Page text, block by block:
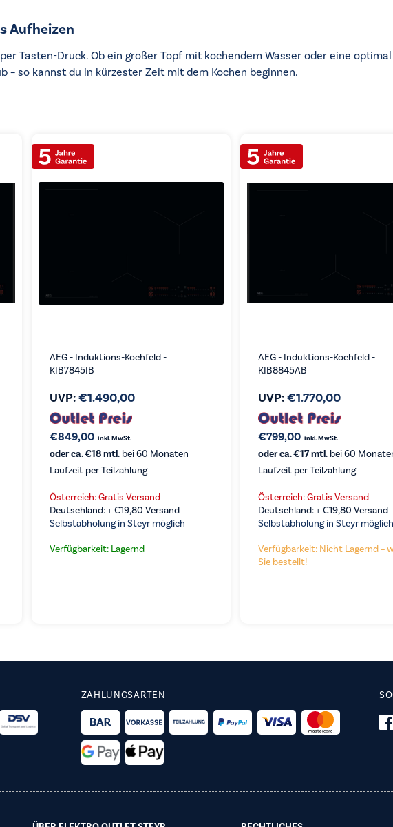
Aufheizen
Tasten-Druck. Ob ein großer Topf mit kochendem Wasser oder eine
– so kannst du in kürzester Zeit mit dem Kochen beginnen.
AEG - Induktions-Kochfeld -
KIB7845IB
UVP:€1.490,00
€849,00 inkl. MwSt.
oder ca. €18 mtl. bei 60 Monaten
Laufzeit per Teilzahlung
Österreich: Gratis Versand
Deutschland: +€19,80 Versand
Selbstabholung in Steyr möglich
Verfügbarkeit: Lagernd
AEG - Induktions-Kochfeld -
KIB8845AB
UVP:€1.770,00
€799,00 inkl. MwSt.
oder ca. €17 mtl. bei 60
Laufzeit per Teilzahlung
Österreich: Gratis Versand
Deutschland: +€19,80 Versand
Selbstabholung in Steyr möglich
Verfügbarkeit: Nicht Lagernd –
Sie bestellt!
ZAHLUNGSARTEN